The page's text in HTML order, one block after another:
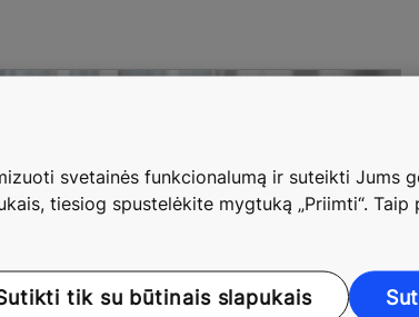
svetainės funkcionalumą ir suteikti Jums
tiesiog spustelėkite mygtuką „Priimti“.
tik su būtinais slapukais